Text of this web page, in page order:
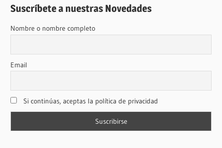
Suscríbete a nuestras Novedades
Nombre o nombre completo
Email
Si continúas, aceptas la política de privacidad